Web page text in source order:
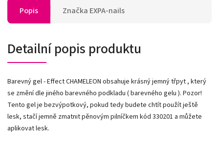
Popis Značka EXPA-nails
Detailní popis produktu
Barevný gel - Effect CHAMELEON obsahuje krásný jemný třpyt , který
se změní dle jiného barevného podkladu ( barevného gelu ). Pozor!
Tento gel je bezvýpotkový, pokud tedy budete chtít použít ještě
lesk, stačí jemně zmatnit pěnovým pilníčkem kód 330201 a můžete
aplikovat lesk.